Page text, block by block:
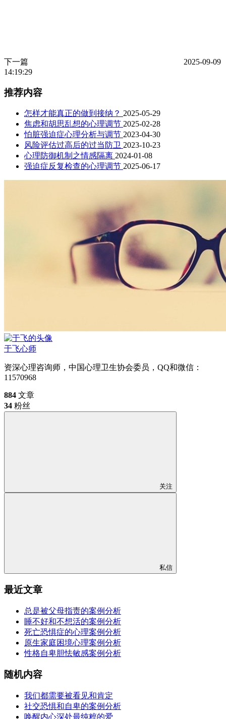
下一篇
2025-09-09
14:19:29
推荐内容
怎样才能真正的做到接纳？ 2025-05-29
焦虑和胡思乱想的心理调节 2025-02-28
怕脏强迫症心理分析与调节 2023-04-30
风险评估过高后的过当防卫 2023-10-23
心理防御机制之情感隔离 2024-01-08
强迫症反复检查的心理调节 2025-06-17
于飞心师
资深心理咨询师，中国心理卫生协会委员，QQ和微信：
11570968
884 文章
34 粉丝
关注
私信
最近文章
总是被父母指责的案例分析
睡不好和不想活的案例分析
死亡恐惧症的心理案例分析
原生家庭困境心理案例分析
性格自卑胆怯敏感案例分析
随机内容
我们都需要被看见和肯定
社交恐惧和自卑的案例分析
唤醒内心深处最纯粹的爱